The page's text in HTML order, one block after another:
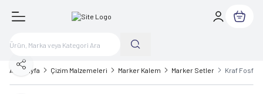
Sepetim
Ana Sayfa Çizim Malzemeleri Marker Kalem Marker Setler Kraf
Paylaş